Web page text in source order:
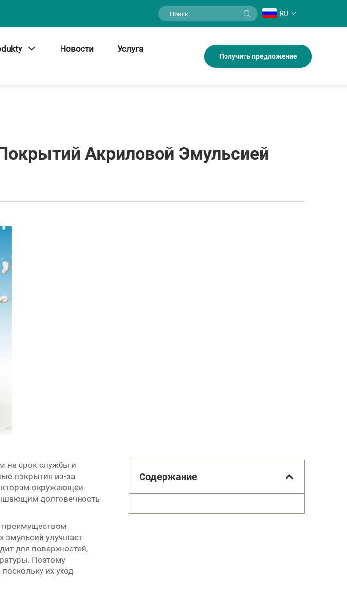
RU
Новости
Услуга
Получить предложение
Акриловой Эмульсией
на срок службы и
покрытия из-за
окружающей
долговечность
преимуществом
эмульсий улучшает
для поверхностей,
Поэтому
их уход
Содержание